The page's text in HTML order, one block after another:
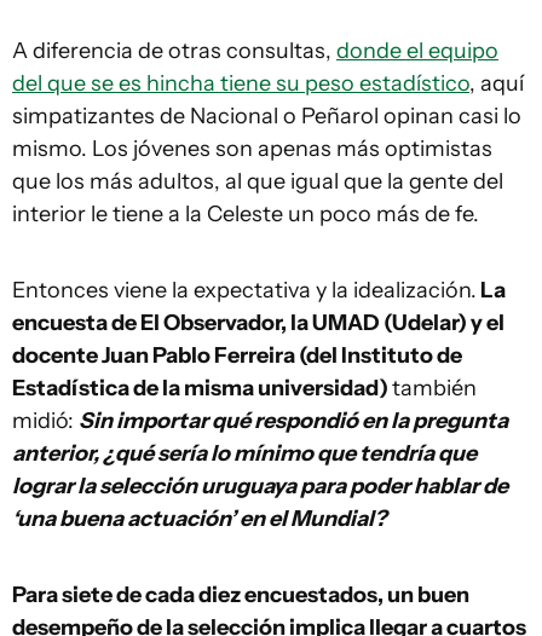
A diferencia de otras consultas, donde el equipo
del que se es hincha tiene su peso estadístico, aquí
simpatizantes de Nacional o Peñarol opinan casi lo
mismo. Los jóvenes son apenas más optimistas
que los más adultos, al que igual que la gente del
interior le tiene a la Celeste un poco más de fe.
Entonces viene la expectativa y la idealización. La
encuesta de El Observador, la UMAD (Udelar) y el
docente Juan Pablo Ferreira (del Instituto de
Estadística de la misma universidad)también
midió: Sin importar qué respondió en la pregunta
anterior, ¿qué sería lo mínimo que tendría que
lograr la selección uruguaya para poder hablar de
‘una buena actuación’ en el Mundial?
Para siete de cada diez encuestados, un buen
desempeño de la selección implica llegar a cuartos